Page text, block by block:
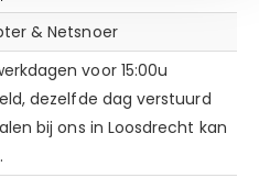
& Netsnoer
voor 15:00u
dezelfde dag verstuurd
bij ons in Loosdrecht kan